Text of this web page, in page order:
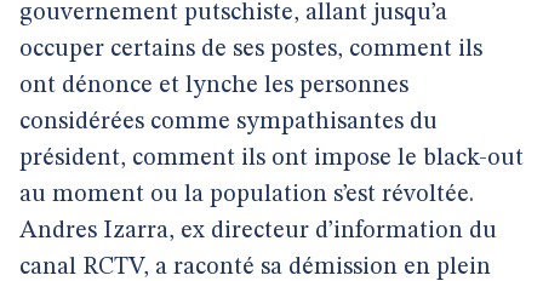
gouvernement putschiste, allant jusqu’a
occuper certains de ses postes, comment ils
ont dénonce et lynche les personnes
considérées comme sympathisantes du
président, comment ils ont impose le black-out
au moment ou la population s’est révoltée.
Andres Izarra, ex directeur d’information du
canal RCTV, a raconté sa démission en plein